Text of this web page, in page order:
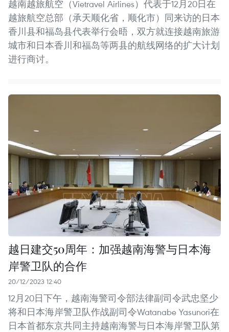
越南越旅航空（Vietravel Airlines）代表于12月20日在
越旅航空总部（承天顺化省，顺化市）同来访的日本
香川县和福岛县代表举行会晤，双方就连接越南旅游
城市和日本香川和福岛等两县的航线网络的扩大计划
进行商讨。
越日建交50周年：加强越南海警与日本海
岸警卫队的合作
20/12/2023 12:40
12月20日下午，越南海警司令部法律副司令武忠坚少
将和日本海岸警卫队作战副司令Watanabe Yasunori在
日本首都东京共同主持越南海警与日本海岸警卫队第